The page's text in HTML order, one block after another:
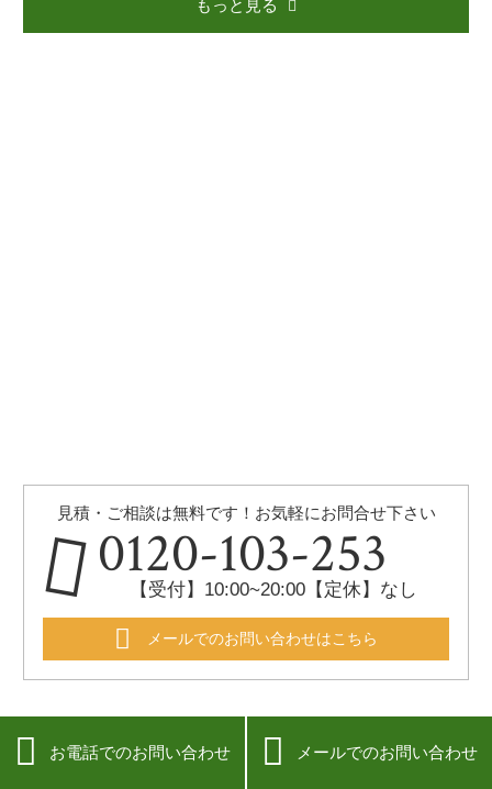
もっと見る
見積・ご相談は無料です！お気軽にお問合せ下さい
0120-103-253
【受付】10:00~20:00【定休】なし
メールでのお問い合わせはこちら
 お電話でのお問い合わせ  メールでのお問い合わせ